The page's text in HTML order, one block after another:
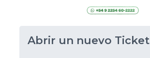
Abrir un nuevo Ticket